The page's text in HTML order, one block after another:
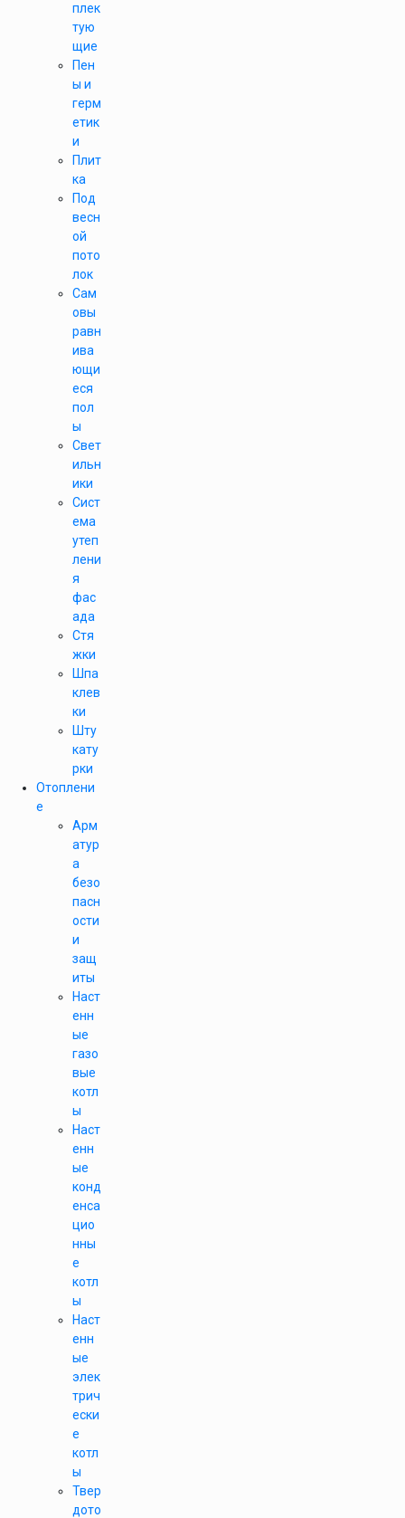
плек
тую
щие
Пен
ы и
герм
етик
и
Плит
ка
Под
весн
ой
пото
лок
Сам
овы
равн
ива
ющи
еся
пол
ы
Свет
ильн
ики
Сист
ема
утеп
лени
я
фас
ада
Стя
жки
Шпа
клев
ки
Шту
кату
рки
Отоплени
е
Арм
атур
а
безо
пасн
ости
и
защ
иты
Наст
енн
ые
газо
вые
котл
ы
Наст
енн
ые
конд
енса
цио
нны
е
котл
ы
Наст
енн
ые
элек
трич
ески
е
котл
ы
Твер
дото